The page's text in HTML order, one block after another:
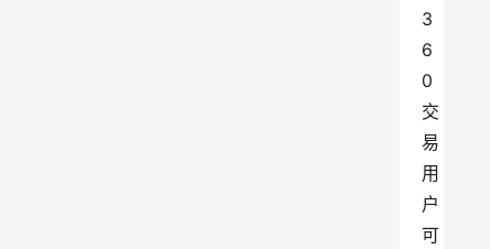
3
6
0
交
易
用
户
可